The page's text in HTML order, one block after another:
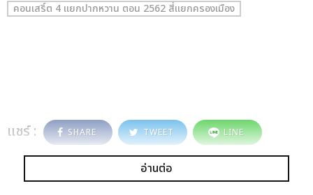
คอนเสริ์ต 4 แยกปากหวาน ตอน 2562 สี่แยกครองเมือง
แชร์ : SHARE TWEET LINE
อ่านต่อ